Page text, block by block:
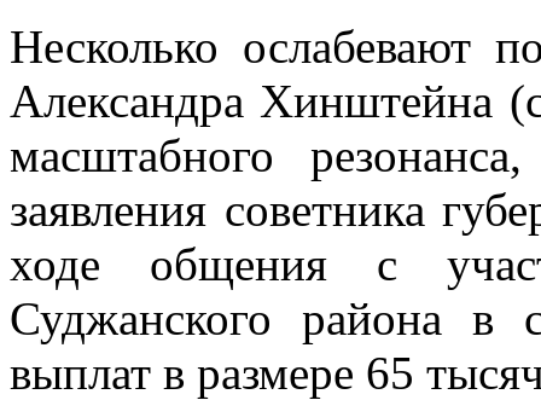
Несколько ослабевают
Александра Хинштейна
масштабного
заявления советника
ходе общения с
Суджанского района в
выплат в размере 65